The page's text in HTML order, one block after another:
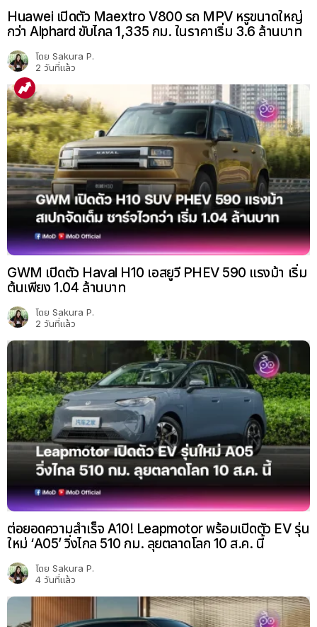
Huawei เปิดตัว Maextro V800 รถ MPV หรูขนาดใหญ่
กว่า Alphard ขับไกล 1,335 กม. ในราคาเริ่ม 3.6 ล้านบาท
โดย Sakura P.
2 วันที่แล้ว
GWM เปิดตัว Haval H10 เอสยูวี PHEV 590 แรงม้า เริ่ม
ต้นเพียง 1.04 ล้านบาท
โดย Sakura P.
2 วันที่แล้ว
ต่อยอดความสำเร็จ A10! Leapmotor พร้อมเปิดตัว EV รุ่น
ใหม่ ‘A05’ วิ่งไกล 510 กม. ลุยตลาดโลก 10 ส.ค. นี้
โดย Sakura P.
4 วันที่แล้ว